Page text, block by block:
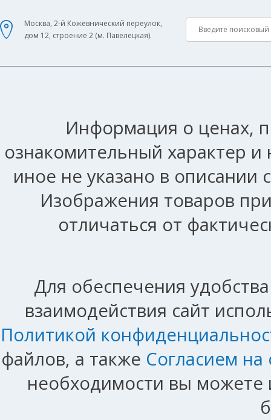
Москва, 2-й Кожевнический переулок,
дом 12, строение 2 (м. Павелецкая).
Информация о ценах,
ознакомительный характер
иное не указано в описании
Изображения товаров
отличаться от
Для обеспечения
взаимодействия сайт
Политикой
файлов, а также Согласием
необходимости вы можете